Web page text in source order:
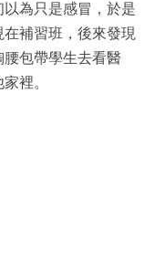
為只是感冒，於是
補習班，後來發現
包帶學生去看醫
裡。